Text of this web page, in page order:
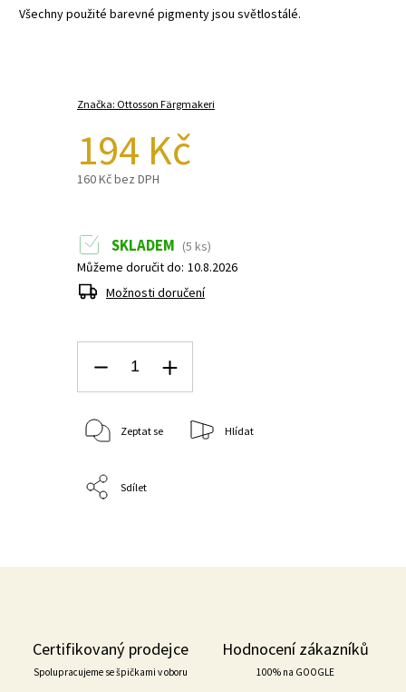
Všechny použité barevné pigmenty jsou světlostálé.
Značka: Ottosson Färgmakeri
194 Kč
160 Kč bez DPH
SKLADEM (5 ks)
Můžeme doručit do: 10.8.2026
Možnosti doručení
Zeptat se Hlídat
Sdílet
Certifikovaný prodejce
Spolupracujeme se špičkami v oboru
Hodnocení zákazníků
100% na GOOGLE